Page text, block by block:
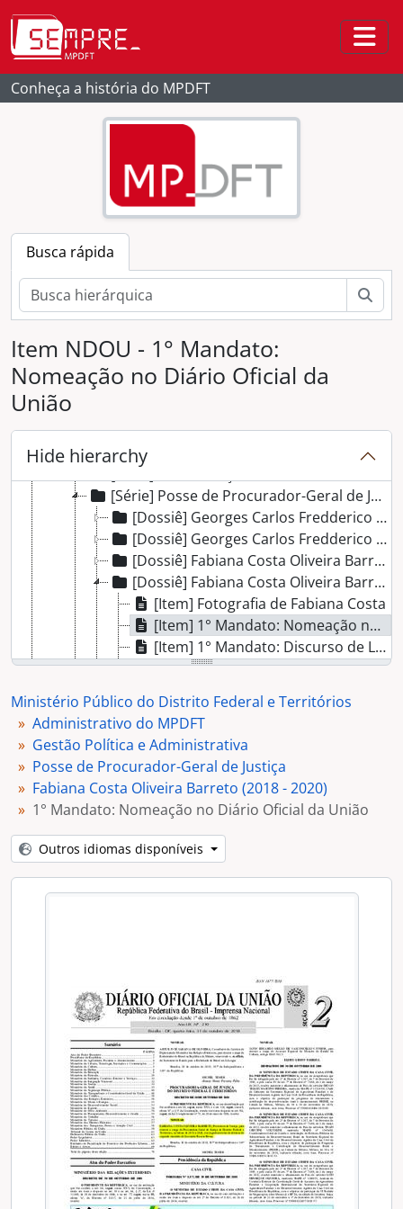
Skip to main content
Conheça a história do MPDFT
Busca rápida
Item NDOU - 1° Mandato:
Nomeação no Diário Oficial da
União
Hide hierarchy
[Fundo] Ministério Público do Distrito Federal e Territórios
[Seção] Administrativo do MPDFT
[Subseção] Gestão de Materiais, Patrimônio e Serviços
[Subseção] Gestão Política e Administrativa
[Série] Posse de Procurador-Geral de Justiça
[Dossiê] Georges Carlos Fredderico Moreira Seigneur (2024- 2026)
[Dossiê] Georges Carlos Fredderico Moreira Seigneur (2022 - 2024)
[Dossiê] Fabiana Costa Oliveira Barreto (2020 - 2022)
[Dossiê] Fabiana Costa Oliveira Barreto (2018 - 2020)
[Item] Fotografia de Fabiana Costa
[Item] 1° Mandato: Nomeação no Diário Oficial da União
[Item] 1° Mandato: Discurso de Leonardo Bessa
[Item] 1° Mandato: Foto Auditório em Cerimônia de Posse
[Item] 1° Mandato: Foto Mesa de Honra
[Item] 1° Mandato: Foto Assinatura do Termo de Posse
[Item] 1º Mandato: Termo de Posse
[Item] 1º Mandato: Foto Fabiana Costa em Discurso de Posse
[Item] 1° Mandato: Discurso de Posse
[Item] 1° Mandato: Foto Fabiana Costa com Autoridades
[Item] 1° Mandato: Foto Fabiana Costa com Autoridades
[Item] 1° Mandato: Foto Fabiana Costa com José Eduardo Sabo
[Item] 1° Mandato: Foto Fabiana Costa com Leonardo Bessa
[Dossiê] Eunice Pereira Amorim Carvalhido (2012-2014)
[Dossiê] Eunice Pereira Amorim Carvalhido (2010-2012)
[Dossiê] Leonardo Azeredo Bandarra (2008-2010)
[Dossiê] Leonardo Azeredo Bandarra (2006-2008)
[Dossiê] Rogerio Schietti Machado Cruz (2004-2006)
[Dossiê] José Eduardo Sabo Paes (2002-2004)
[Dossiê] Eduardo José Oliveira de Albuquerque (2000-2002)
[Dossiê] Humberto Adjuto Ulhôa (1998-2000)
[Dossiê] Humberto Adjuto Ulhôa (1996-1998)
[Dossiê] Marluce Aparecida Barbosa Lima (1994-1996)
Ministério Público do Distrito Federal e Territórios
Administrativo do MPDFT
Gestão Política e Administrativa
Posse de Procurador-Geral de Justiça
Fabiana Costa Oliveira Barreto (2018 - 2020)
1° Mandato: Nomeação no Diário Oficial da União
Outros idiomas disponíveis